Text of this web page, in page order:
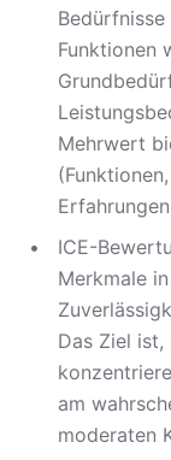
Funktionen
Mehrwert
ICE-
Merkmale
Das Ziel
am
moderaten